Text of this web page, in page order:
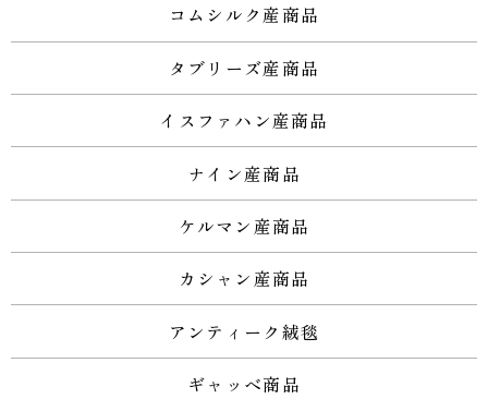
コムシルク産商品
タブリーズ産商品
イスファハン産商品
ナイン産商品
ケルマン産商品
カシャン産商品
アンティーク絨毯
ギャッベ商品